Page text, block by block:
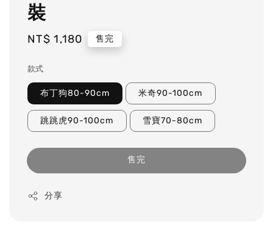
裝
Regular
NT$ 1,180 售完
款式
布丁狗80-90cm 米奇90-100cm
跳跳虎90-100cm 雪寶70-80cm
售完
分享